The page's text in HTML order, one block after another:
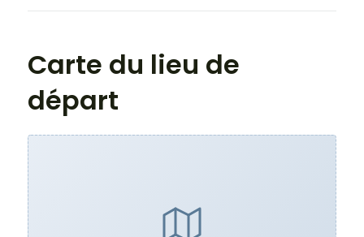
Carte du lieu de
départ